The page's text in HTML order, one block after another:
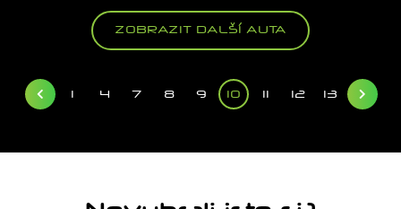
ZOBRAZIT DALŠÍ AUTA
1 4 7 8 9 10 11 12 13